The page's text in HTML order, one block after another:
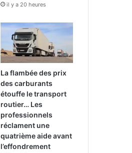
il y a 20 heures
La flambée des prix
des carburants
étouffe le transport
routier… Les
professionnels
réclament une
quatrième aide avant
l’effondrement